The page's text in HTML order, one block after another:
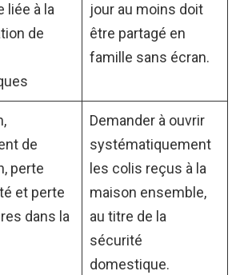
liée à la
de
jour au moins doit
être partagé en
famille sans écran.
de
perte
et perte
dans la
Demander à ouvrir
systématiquement
les colis reçus à la
maison ensemble,
au titre de la
sécurité
domestique.